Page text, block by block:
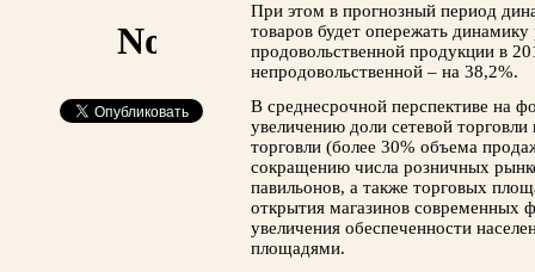
При этом в прогнозный период
товаров будет опережать
продовольственной продукции в
непродовольственной – на 38,2%.
В среднесрочной перспективе на
увеличению доли сетевой
торговли (более 30% объема
сокращению числа розничных
павильонов, а также торговых
открытия магазинов современных
увеличения обеспеченности
площадями.